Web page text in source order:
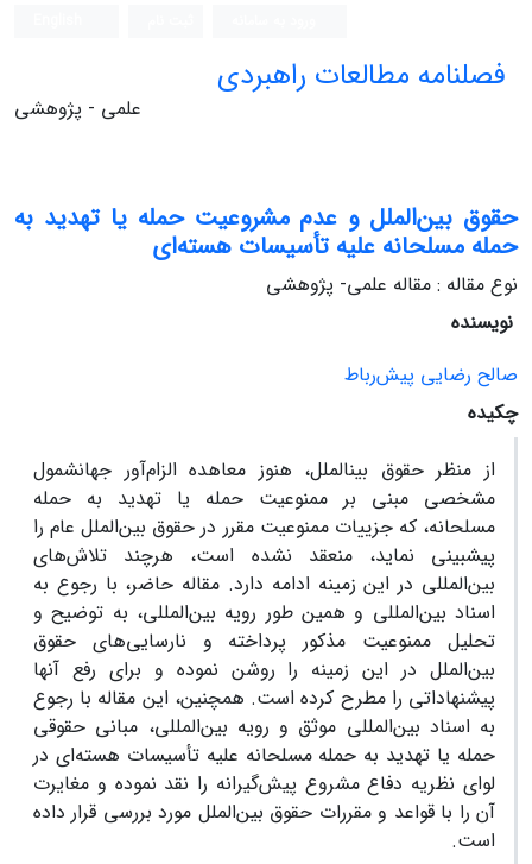
فصلنامه مطالعات راهبردی
علمی - پژوهشی
حقوق بین‌الملل و عدم مشروعیت حمله یا تهدید به
حمله مسلحانه علیه تأسیسات هسته‌ای
نوع مقاله : مقاله علمی- پژوهشی
نویسنده
صالح رضایی پیش‌رباط
چکیده
از منظر حقوق بین‏الملل، هنوز معاهده الزام‌آور جهان‏شمول
مشخصی مبنی بر ممنوعیت حمله یا تهدید به حمله
مسلحانه، که جزییات ممنوعیت مقرر در حقوق بین‌الملل عام را
پیش‏بینی نماید، منعقد نشده است، هرچند تلاش‌های
بین‌المللی در این زمینه ادامه دارد. مقاله حاضر، با رجوع به
اسناد بین‌المللی و همین طور رویه بین‌المللی، به توضیح و
تحلیل ممنوعیت مذکور پرداخته و نارسایی‌های حقوق
بین‌الملل در این زمینه را روشن نموده و برای رفع آنها
پیشنهاداتی را مطرح کرده است. همچنین، این مقاله با رجوع
به اسناد بین‌المللی موثق و رویه بین‌المللی، مبانی حقوقی
حمله یا تهدید به حمله مسلحانه علیه تأسیسات هسته‌ای در
لوای نظریه دفاع مشروع پیش‌گیرانه را نقد نموده و مغایرت
آن را با قواعد و مقررات حقوق بین‌الملل مورد بررسی قرار داده
است.